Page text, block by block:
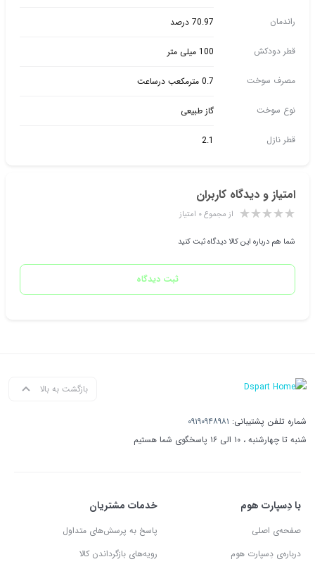
راندمان 70.97 درصد
قطر دودکش 100 میلی متر
مصرف سوخت 0.7 مترمکعب درساعت
نوع سوخت گاز طبیعی
قطر نازل 2.1
امتیاز و دیدگاه کاربران
از مجموع ۰ امتیاز
شما هم درباره این کالا دیدگاه ثبت کنید
ثبت دیدگاه
بازگشت به بالا
شماره تلفن پشتیبانی: ۰۹۱۹۰۹۴۸۹۸۱
شنبه تا چهارشنبه ، ۱۰ الی ۱۶ پاسخگوی شما هستیم
با دِسپارت هوم
صفحه‌ی اصلی
درباره‌ی دِسپارت هوم
خدمات مشتریان
پاسخ به پرسش‌های متداول
رویه‌های بازگرداندن کالا